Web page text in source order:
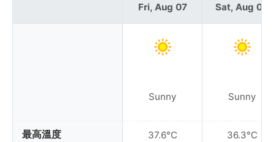
最高溫度
Fri, Aug 07
Sunny
37.6°C
Sat, Aug 08
Sunny
36.3°C